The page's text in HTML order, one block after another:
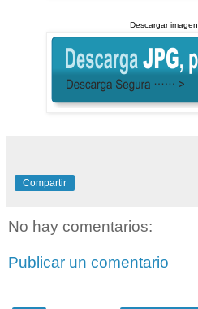
Descargar imagen
Compartir
No hay comentarios:
Publicar un comentario